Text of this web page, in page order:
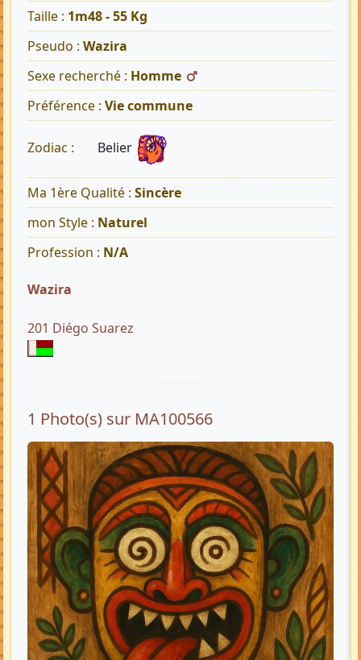
Taille : 1m48 - 55 Kg
Pseudo : Wazira
Sexe recherché : Homme
Préférence : Vie commune
Zodiac : Belier
Ma 1ère Qualité : Sincère
mon Style : Naturel
Profession : N/A
Wazira
201 Diégo Suarez
1 Photo(s) sur MA100566